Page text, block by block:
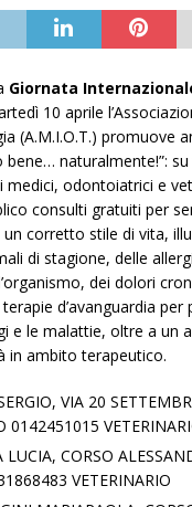
Giornata
10 aprile
(A.M.I.O.T.) promuove
bene… naturalmente!”:
medici, odontoiatrici e
consulti gratuiti per
un corretto stile di vita,
di stagione, delle
dei dolori
d’avanguardia per
e le malattie, oltre a un
in ambito terapeutico.
VIA 20
0142451015
LUCIA, CORSO
VETERINARIO